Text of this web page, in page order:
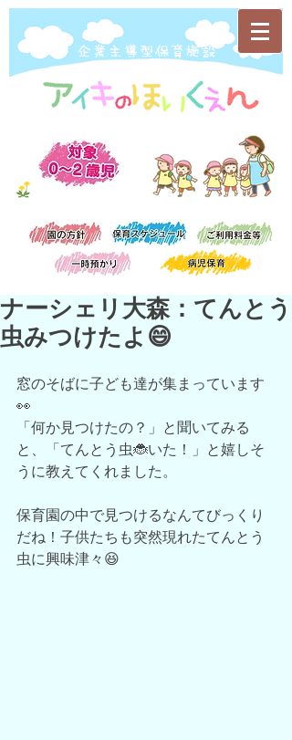
​企業主導型保育施設
ナーシェリ大森：てんとう
虫みつけたよ😄
窓のそばに子ども達が集まっています
👀
「何か見つけたの？」と聞いてみる
と、「てんとう虫🐞いた！」と嬉しそ
うに教えてくれました。
保育園の中で見つけるなんてびっくり
だね！子供たちも突然現れたてんとう
虫に興味津々😆